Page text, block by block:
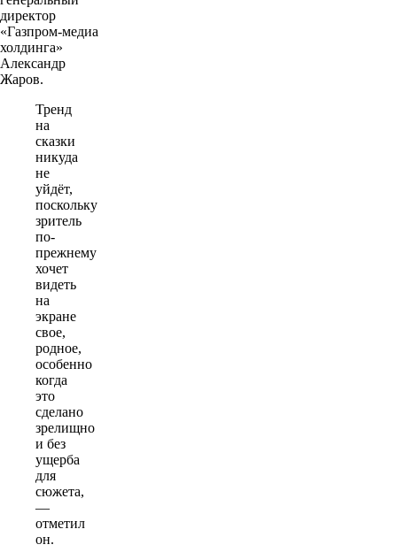
директор
«Газпром-медиа
холдинга»
Александр
Жаров.
Тренд
на
сказки
никуда
не
уйдёт,
поскольку
зритель
по-
прежнему
хочет
видеть
на
экране
свое,
родное,
особенно
когда
это
сделано
зрелищно
и без
ущерба
для
сюжета,
—
отметил
он.